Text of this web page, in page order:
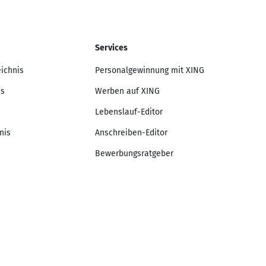
Services
Personalgewinnung mit XING
Werben auf XING
Lebenslauf-Editor
Anschreiben-Editor
Bewerbungsratgeber